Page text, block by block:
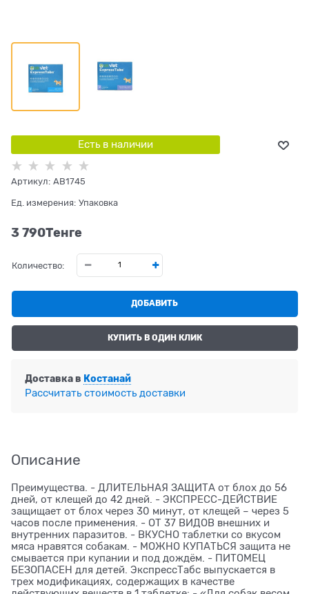
Есть в наличии
Артикул: AB1745
Ед. измерения: Упаковка
3 790Tенге
Количество:
ДОБАВИТЬ
КУПИТЬ В ОДИН КЛИК
Доставка в Костанай
Рассчитать стоимость доставки
Описание
Преимущества. - ДЛИТЕЛЬНАЯ ЗАЩИТА от блох до 56
дней, от клещей до 42 дней. - ЭКСПРЕСС-ДЕЙСТВИЕ
защищает от блох через 30 минут, от клещей – через 5
часов после применения. - ОТ 37 ВИДОВ внешних и
внутренних паразитов. - ВКУСНО таблетки со вкусом
мяса нравятся собакам. - МОЖНО КУПАТЬСЯ защита не
смывается при купании и под дождём. - ПИТОМЕЦ
БЕЗОПАСЕН для детей. ЭкспрессТабс выпускается в
трех модификациях, содержащих в качестве